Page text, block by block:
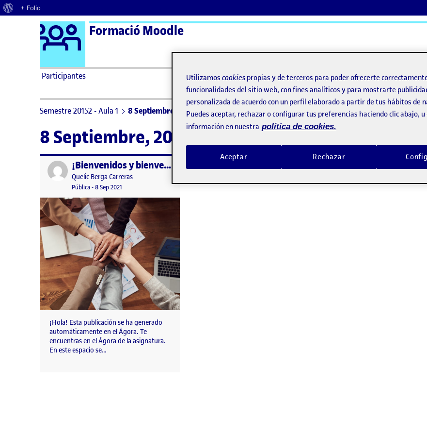
Acerca de WordPress
+ Folio
Saltar al contenido Logo Ágora
Formació Moodle
Participantes ActiFolios
Semestre 20152 - Aula 1 8 Septiembre, 2021
8 Septiembre, 2021
Publicado por ¡Bienvenidos y bienvenidas!
Publicado por
Quelic Berga Carreras
Visibilidad:
Pública-Fecha de publicación
8 Sep 2021 9 septiembre, 2021 2:49 pm
¡Hola! Esta publicación se ha generado
automáticamente en el Ágora. Te
encuentras en el Ágora de la asignatura.
En este espacio se…
Utilizamos cookies propias y de terceros para poder ofrecerte
funcionalidades del sitio web, con fines analíticos y para mostrarte
personalizada de acuerdo con un perfil elaborado a partir de tus hábitos de
Puedes aceptar, rechazar o configurar tus preferencias haciendo clic abajo,
información en nuestra política de cookies.
Rechazar
Aceptar